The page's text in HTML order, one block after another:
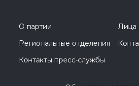
О партии
Лица
Региональные отделения
Контакты пресс-службы